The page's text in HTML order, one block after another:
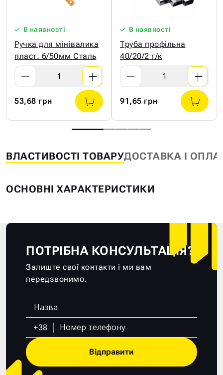
В наявності
Ручка для мінівалика
пласт. 6/50мм Сталь
53,68 грн
В наявності
Труба профільна
40/20/2 г/к
91,65 грн
ВЛАСТИВОСТІ ТОВАРУДОСТАВКА І
ОСНОВНІ ХАРАКТЕРИСТИКИ
ПОТРІБНА КОНСУЛЬТАЦІЯ?
Залиште свої контакти і ми вам
передзвонимо.
+38
Відправити